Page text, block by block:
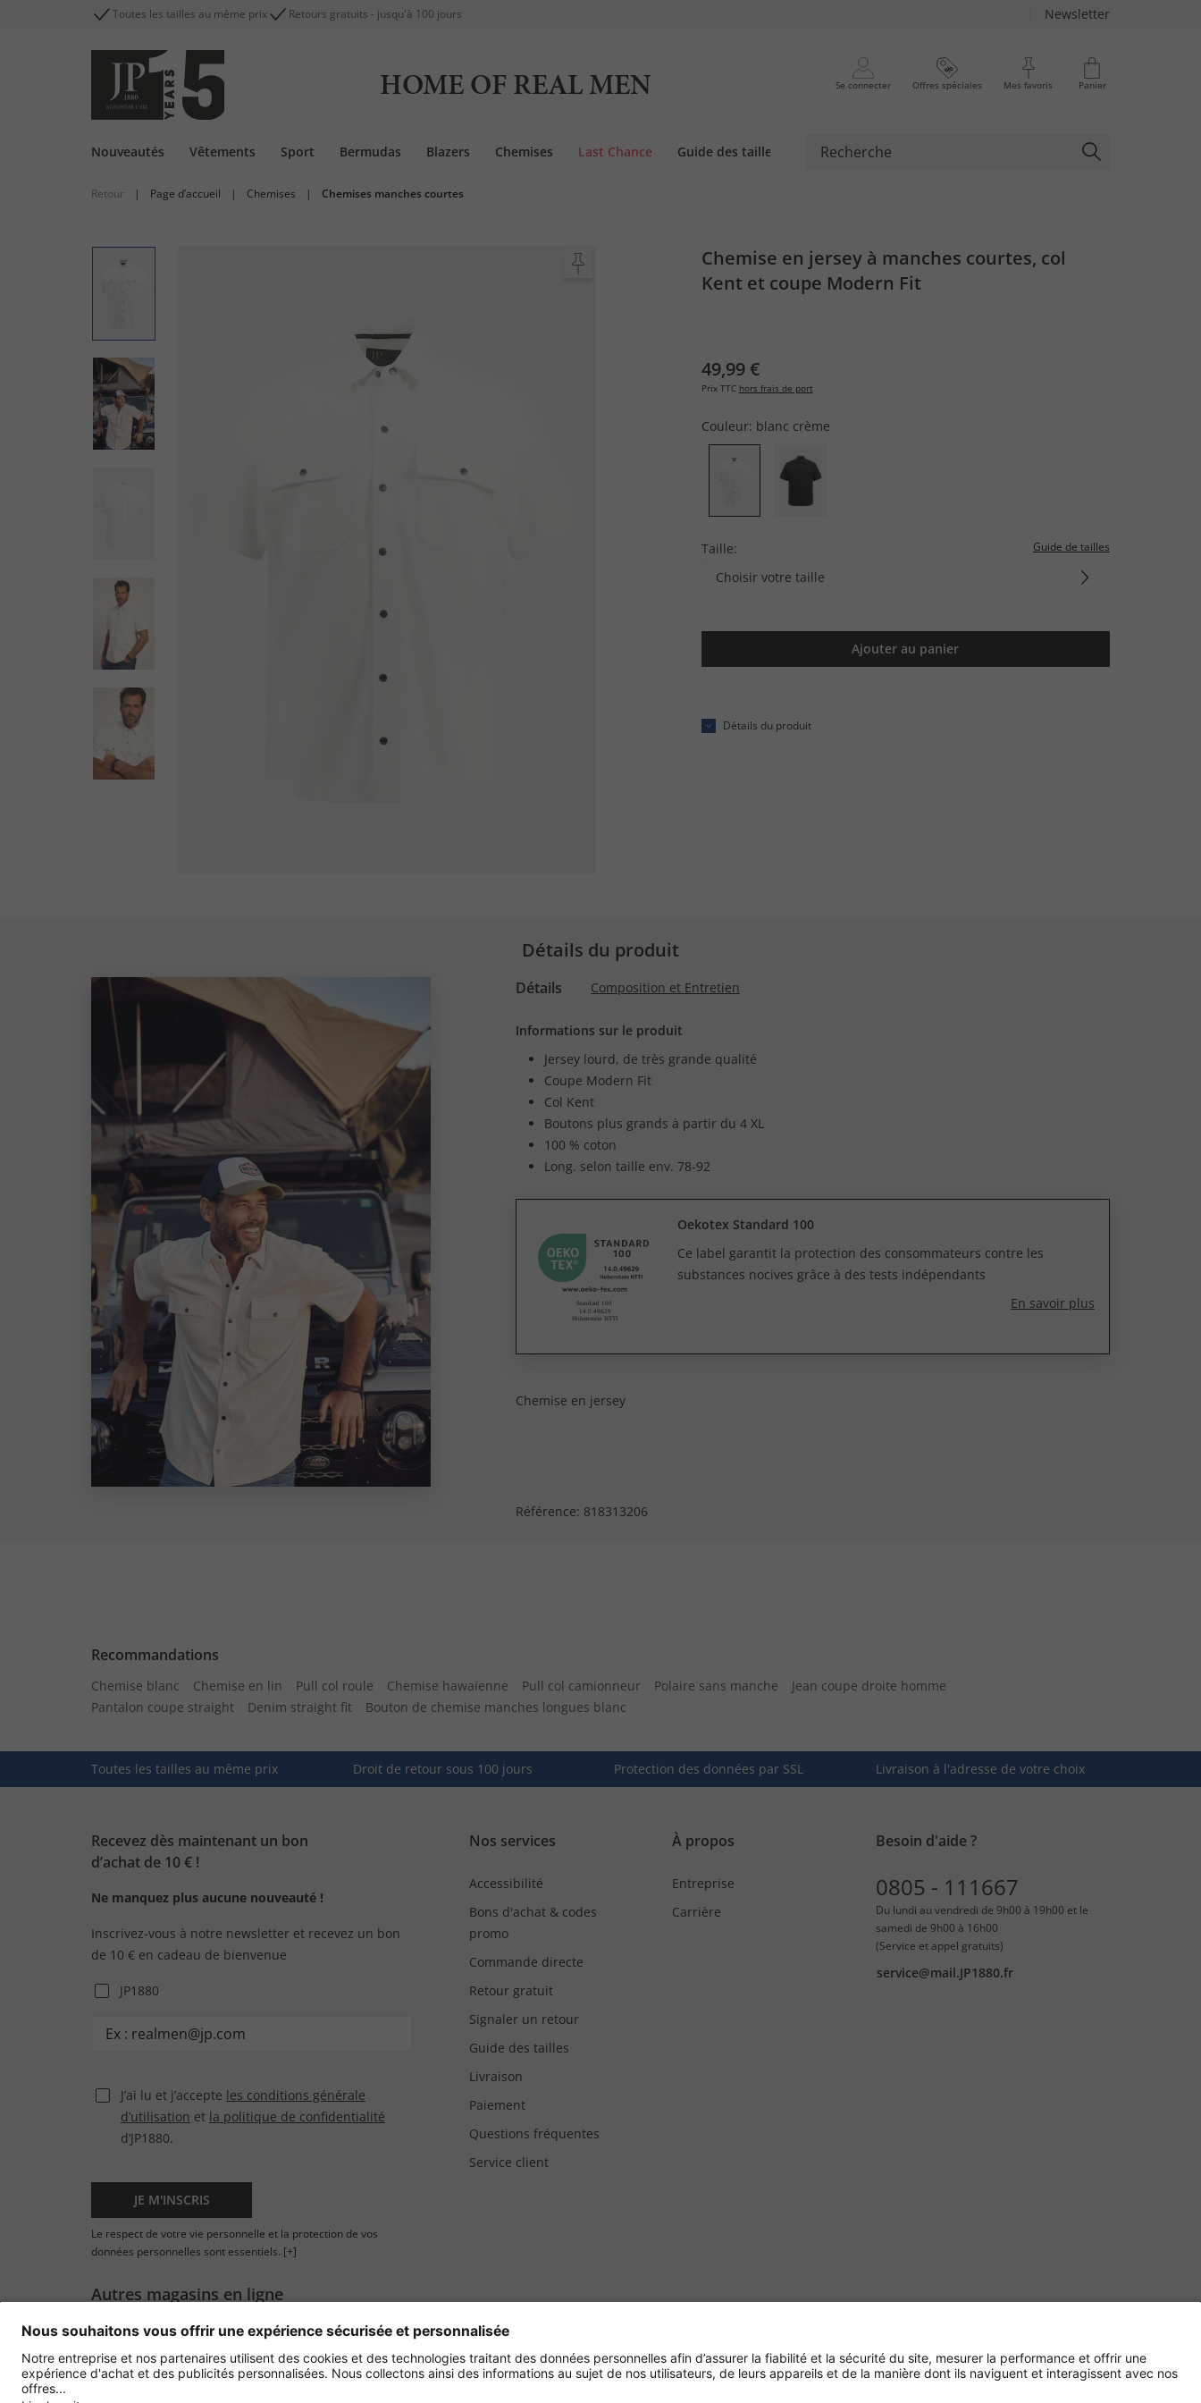
Toutes les tailles au même prix Retours gratuits - jusqu'à 100 jours Newsletter
HOME OF REAL MEN Se connecter Offres spéciales Mes favoris Panier
Nouveautés Vêtements Sport Bermudas Blazers Chemises Last Chance Guide des tailles
Retour | Page d’accueil | Chemises | Chemises manches courtes
Chemise en jersey à manches courtes, col
Kent et coupe Modern Fit
49,99 €
Prix TTC hors frais de port
Couleur: blanc crème
Taille: Guide de tailles
Choisir votre taille
Ajouter au panier
Détails du produit
Détails du produit
Détails Composition et Entretien
Informations sur le produit
Jersey lourd, de très grande qualité
Coupe Modern Fit
Col Kent
Boutons plus grands à partir du 4 XL
100 % coton
Long. selon taille env. 78-92
Oekotex Standard 100
Ce label garantit la protection des consommateurs contre les
substances nocives grâce à des tests indépendants
En savoir plus
Chemise en jersey
Référence: 818313206
Recommandations
Chemise blanc Chemise en lin Pull col roule Chemise hawaïenne Pull col camionneur Polaire sans manche
Jean coupe droite homme
Pantalon coupe straight
Denim straight fit Bouton de chemise manches longues blanc
Toutes les tailles au même prix Droit de retour sous 100 jours Protection des données par SSL Livraison à l'adresse de votre choix
Recevez dès maintenant un bon
d’achat de 10 € !
Ne manquez plus aucune nouveauté !
Inscrivez-vous à notre newsletter et recevez un bon
de 10 € en cadeau de bienvenue
JP1880
J’ai lu et j’accepte les conditions générale
d’utilisation et la politique de confidentialité
d’JP1880.
JE M'INSCRIS
Le respect de votre vie personnelle et la protection de vos
données personnelles sont essentiels. [+]
Nos services
Accessibilité
Bons d'achat & codes
promo
Commande directe
Retour gratuit
Signaler un retour
Guide des tailles
Livraison
Paiement
Questions fréquentes
Service client
À propos
Entreprise
Carrière
Besoin d'aide ?
0805 - 111667
Du lundi au vendredi de 9h00 à 19h00 et le
samedi de 9h00 à 16h00
(Service et appel gratuits)
service@mail.JP1880.fr
Autres magasins en ligne
France